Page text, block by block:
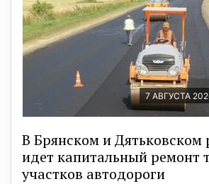
7 АВГУСТА
В Брянском и Дятьковском
идет капитальный ремонт
участков автодороги